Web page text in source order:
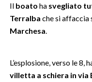
GOSSIP
SARDEGNA TURISMO
Il boato ha svegliato
Terralba che si affaccia
Marchesa
L’esplosione, verso le 8,
villetta a schiera in via